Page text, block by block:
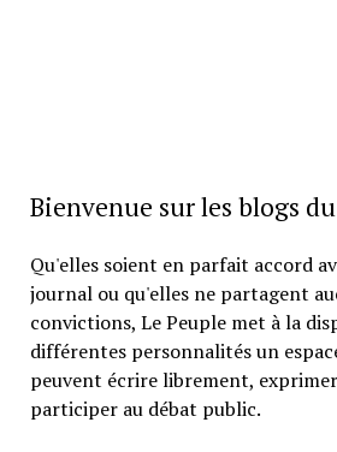
Bienvenue sur les blogs
Qu'elles soient en parfait accord
journal ou qu'elles ne partagent
convictions, Le Peuple met à la
différentes personnalités un
peuvent écrire librement,
participer au débat public.